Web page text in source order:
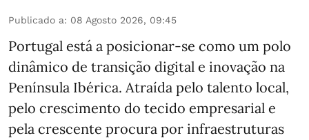
Publicado a: 08 Agosto 2026, 09:45
Portugal está a posicionar-se como um polo
dinâmico de transição digital e inovação na
Península Ibérica. Atraída pelo talento local,
pelo crescimento do tecido empresarial e
pela crescente procura por infraestruturas